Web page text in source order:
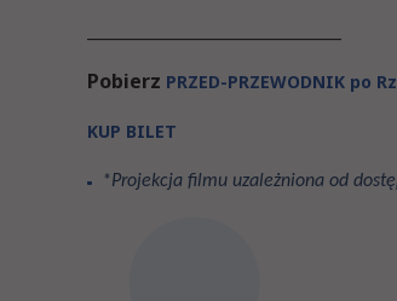
Pobierz PRZED-PRZEWODNIK po
KUP BILET
*Projekcja filmu uzależniona od